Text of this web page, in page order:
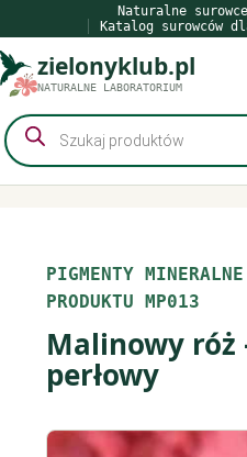
do
treści
Naturalne
Katalog surowców
zielonyklub.pl
NATURALNE LABORATORIUM
Wyszukiwarka
produktów
PIGMENTY MINERALNE
PRODUKTU MP013
Malinowy róż
perłowy